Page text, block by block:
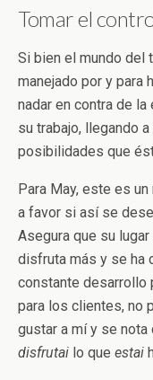
Tomar el
Si bien el mundo del
manejado por y para
nadar en contra de
su trabajo, llegando
posibilidades que
Para May, este es
a favor si así se
Asegura que su
disfruta más y se ha
constante desarrollo
para los clientes, no
gustar a mí y se nota
disfrutai lo que estai